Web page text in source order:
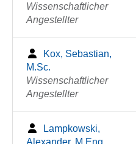
Wissenschaftlicher
Angestellter
Kox, Sebastian,
M.Sc.
Wissenschaftlicher
Angestellter
Lampkowski,
Alexander, M.Eng.